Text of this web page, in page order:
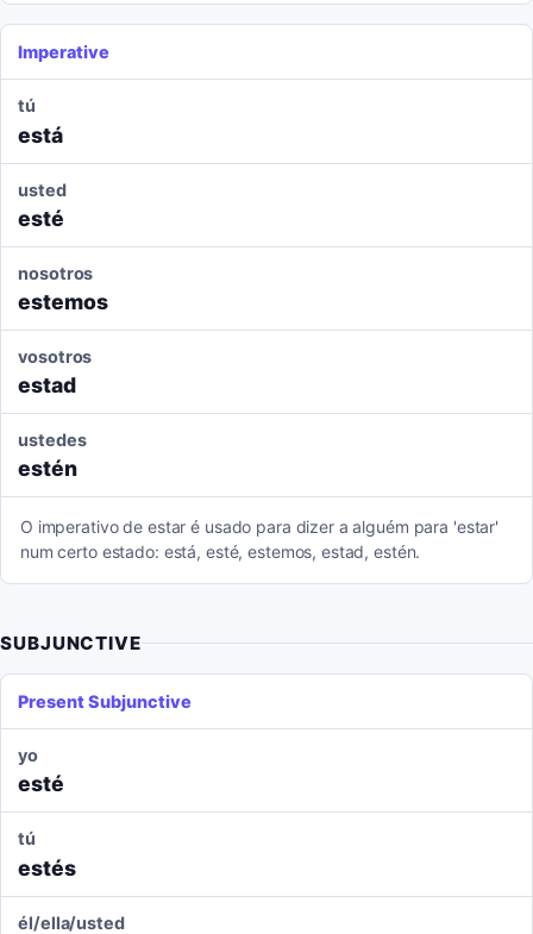
Imperative
tú
está
usted
esté
nosotros
estemos
vosotros
estad
ustedes
estén
O imperativo de estar é usado para dizer a alguém para 'estar'
num certo estado: está, esté, estemos, estad, estén.
SUBJUNCTIVE
Present Subjunctive
yo
esté
tú
estés
él/ella/usted